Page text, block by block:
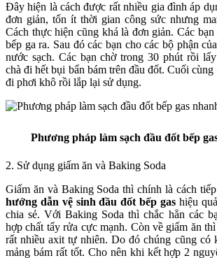
Đây hiện là cách được rất nhiều gia đình áp
đơn giản, tốn ít thời gian công sức nhưng
Cách thực hiện cũng khá là đơn giản. Các
bếp ga ra. Sau đó các bạn cho các bộ phận
nước sạch. Các bạn chờ trong 30 phút rồi
chà đi hết bụi bẩn bám trên đầu đốt. Cuối cùng
đi phơi khô rồi lắp lại sử dụng.
Phương pháp làm sạch đầu đốt bếp
2. Sử dụng giấm ăn và Baking Soda
Giấm ăn và Baking Soda thì chính là cách
hướng dẫn vệ sinh đầu đốt bếp gashiệu
chia sẻ. Với Baking Soda thì chắc hẳn các
hợp chất tẩy rửa cực mạnh. Còn về giấm ăn
rất nhiều axit tự nhiên. Do đó chúng cũng có
mảng bám rất tốt. Cho nên khi kết hợp 2